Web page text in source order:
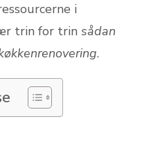
i
trin for trin sådan
.